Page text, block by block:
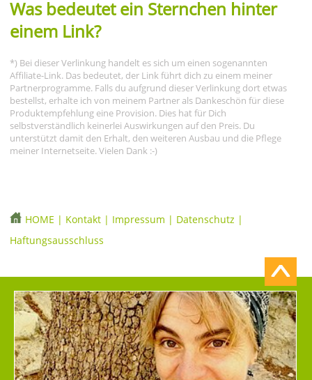
Was bedeutet ein Sternchen hinter
einem Link?
*) Bei dieser Verlinkung handelt es sich um einen sogenannten
Affiliate-Link. Das bedeutet, der Link führt dich zu einem meiner
Partnerprogramme. Falls du aufgrund dieser Verlinkung dort etwas
bestellst, erhalte ich von meinem Partner als Dankeschön für diese
Produktempfehlung eine Provision. Dies hat für Dich
selbstverständlich keinerlei Auswirkungen auf den Preis. Du
unterstützt damit den Erhalt, den weiteren Ausbau und die Pflege
meiner Internetseite. Vielen Dank :-)
HOME | Kontakt | Impressum | Datenschutz |
Haftungsausschluss